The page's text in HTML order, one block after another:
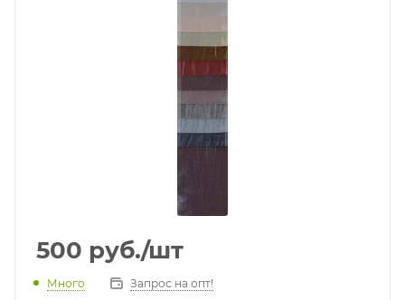
500 руб./шт
Много Запрос на опт!